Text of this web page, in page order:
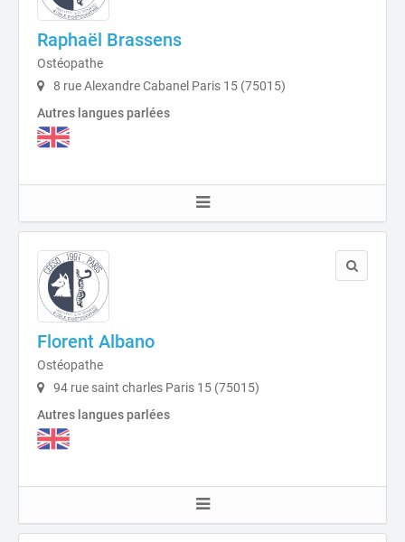
Raphaël Brassens
Ostéopathe
8 rue Alexandre Cabanel Paris 15 (75015)
Autres langues parlées
Florent Albano
Ostéopathe
94 rue saint charles Paris 15 (75015)
Autres langues parlées